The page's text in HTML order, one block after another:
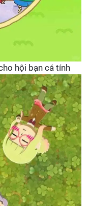
hội bạn cá tính